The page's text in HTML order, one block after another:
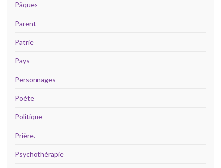
Pâques
Parent
Patrie
Pays
Personnages
Poète
Politique
Prière.
Psychothérapie